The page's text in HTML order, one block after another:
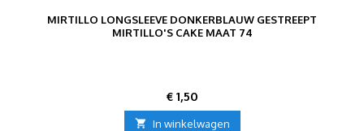
MIRTILLO LONGSLEEVE DONKERBLAUW GESTREEPT
MIRTILLO'S CAKE MAAT 74
Prijs
€ 1,50
 In winkelwagen